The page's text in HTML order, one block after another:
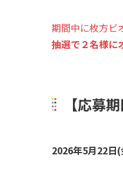
期間中に枚方ビ
抽選で２名様に
【応募期
2026年5月22日